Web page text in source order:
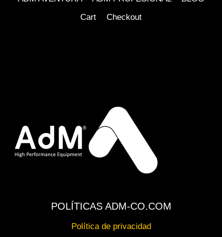
Cart
Checkout
POLÍTICAS ADM-CO.COM
Política de privacidad